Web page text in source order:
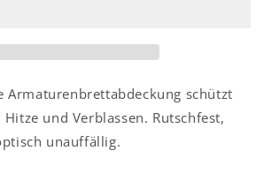
Armaturenbrettabdeckung schützt
und Verblassen. Rutschfest,
unauffällig.